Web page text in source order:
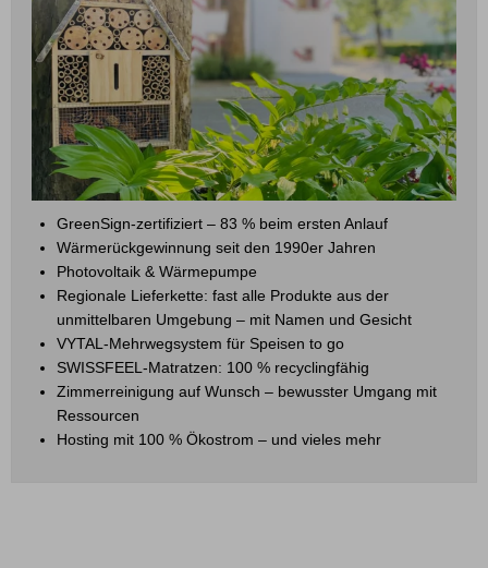
GreenSign-zertifiziert – 83 % beim ersten Anlauf
Wärmerückgewinnung seit den 1990er Jahren
Photovoltaik & Wärmepumpe
Regionale Lieferkette: fast alle Produkte aus der
unmittelbaren Umgebung – mit Namen und Gesicht
VYTAL-Mehrwegsystem für Speisen to go
SWISSFEEL-Matratzen: 100 % recyclingfähig
Zimmerreinigung auf Wunsch – bewusster Umgang mit
Ressourcen
Hosting mit 100 % Ökostrom – und vieles mehr